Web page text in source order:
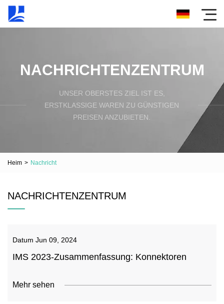
NACHRICHTENZENTRUM
UNSER OBERSTES ZIEL IST ES,
ERSTKLASSIGE WAREN ZU GÜNSTIGEN
PREISEN ANZUBIETEN.
Heim > Nachricht
NACHRICHTENZENTRUM
Datum Jun 09, 2024
IMS 2023-Zusammenfassung: Konnektoren
Mehr sehen